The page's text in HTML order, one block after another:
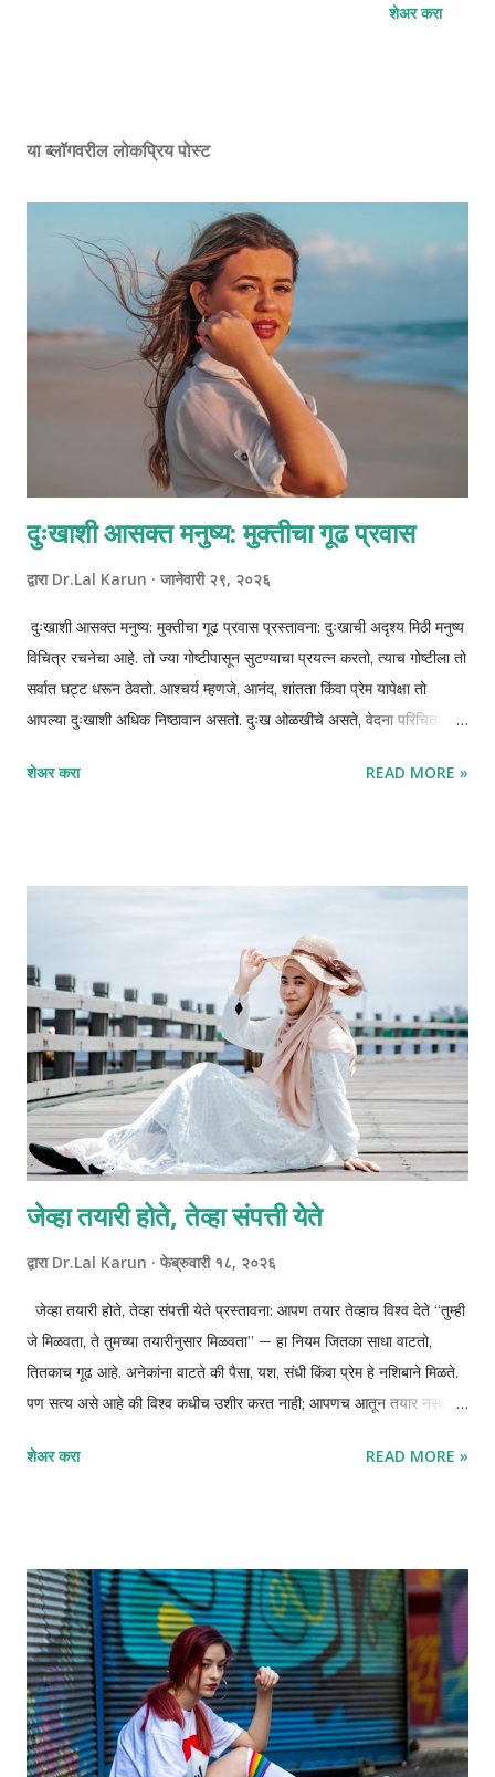
शेअर करा
या ब्लॉगवरील लोकप्रिय पोस्ट
दुःखाशी आसक्त मनुष्य: मुक्तीचा गूढ प्रवास
द्वारा Dr.Lal Karun जानेवारी २९, २०२६
दुःखाशी आसक्त मनुष्य: मुक्तीचा गूढ प्रवास प्रस्तावना: दुःखाची अदृश्य मिठी मनुष्य
विचित्र रचनेचा आहे. तो ज्या गोष्टीपासून सुटण्याचा प्रयत्न करतो, त्याच गोष्टीला तो
सर्वात घट्ट धरून ठेवतो. आश्चर्य म्हणजे, आनंद, शांतता किंवा प्रेम यापेक्षा तो
आपल्या दुःखाशी अधिक निष्ठावान असतो. दुःख ओळखीचे असते, वेदना परिचित
दुःख हे केवळ अनुभव नसून एक आसक्ती आहे—अहंकाराची, स्मृतीची आणि
भीती. काळ जसजसा पुढे जातो, तसतसे हे अनुभव मनात खोलवर साठतात. हळूहळू
दुःख हे तात्पुरते न राहता एक मानसिक निवासस्थान बनते. मन विचार करू लागतो:
“मी असा आहे कारण माझ्याबरोबर हे घडले” “माझे दुःखच माझी कथा आहे” “वेदना
नसतील तर मी कोण आहे?” अशा प्रकारे दुःख ओळखीचा भाग बनते. अहंकार आणि
वेदना यांचे सूक्ष्म नाते अहंका...
शेअर करा READ MORE »
जेव्हा तयारी होते, तेव्हा संपत्ती येते
द्वारा Dr.Lal Karun फेब्रुवारी १८, २०२६
जेव्हा तयारी होते, तेव्हा संपत्ती येते प्रस्तावना: आपण तयार तेव्हाच विश्व देते “तुम्ही
जे मिळवता, ते तुमच्या तयारीनुसार मिळवता” — हा नियम जितका साधा वाटतो,
तितकाच गूढ आहे. अनेकांना वाटते की पैसा, यश, संधी किंवा प्रेम हे नशिबाने मिळते.
पण सत्य असे आहे की विश्व कधीच उशीर करत नाही; आपणच आतून तयार नसतो.
वेगवेगळ्या शब्दांत एकच तत्त्व सांगितले — तुमची अंतर्गत अवस्था तुमच्या बाह्य
महाराष्ट्रात समृद्धी म्हणजे भरलेले घर, समाधानाची झोप, आदर, आरोग्य, आणि पुढच्या
पिढीसाठी सुरक्षित पाया. दिवाळीत आपण लक्ष्मीपूजन करतो, पण त्यामागे केवळ धन
नव्हे तर “शुभ-लाभ” ही संकल्पना आहे — शुभ विचार आणि योग्य कृतीतून येणारा
लाभ. जर तुम्हाला अधिक पैसा हवा असेल, तर आधी स्वतःला विचारा: मी तो पैसा
सांभाळण्यास तयार आहे का? माझ...
शेअर करा READ MORE »